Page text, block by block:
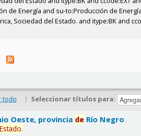
de Energía and su-to:Producción de
Sociedad del Estado. and itype:BK and
todo | Seleccionar títulos para:
Oeste, provincia de Río Negro
Estado.